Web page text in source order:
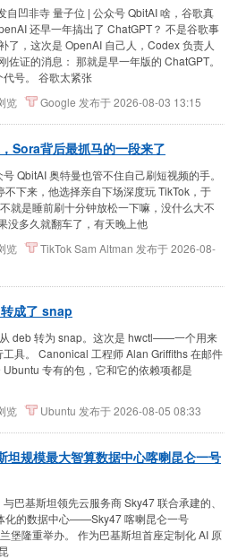
自凹非寺 量子位 | 公众号 QbitAI 啥，谷歌真
还早一年搞出了 ChatGPT？ 不是谷歌事
了，这次是 OpenAI 自己人，Codex 负责人
佐证的消息： 那就是早一年版的 ChatGPT。
号。 谷歌太紧张
览 Google 发布于2026-08-03 13:15
Sora背后最抓马的一段来了
QbitAI 奥特曼也管不住自己刷短视频的手。
下来，他选择亲自下场深度玩 TikTok，于
就是睡前刷十分钟放松一下嘛，没什么大不
没多久就翻车了，有天晚上他
览 TikTokSam Altman 发布于2026-08-
成了 snap
deb 转为 snap。这次是 hwctl——一个用来
具。 Canonical 工程师 Alan Griffiths 在邮件
专有的包，它和它的依赖项都是
览 Ubuntu 发布于2026-08-05 08:33
规模最大智算数据中心喀喇昆仑一号
巴基斯坦领先云服务商 Sky47 联合承建的、
化的数据中心——Sky47 喀喇昆仑一号
堡隆重举办。 作为巴基斯坦首座定制化 AI 原